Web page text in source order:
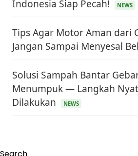
Indonesia Siap Pecah!
NEWS
Tips Agar Motor Aman dari
Jangan Sampai Menyesal
Solusi Sampah Bantar
Menumpuk — Langkah
Dilakukan
NEWS